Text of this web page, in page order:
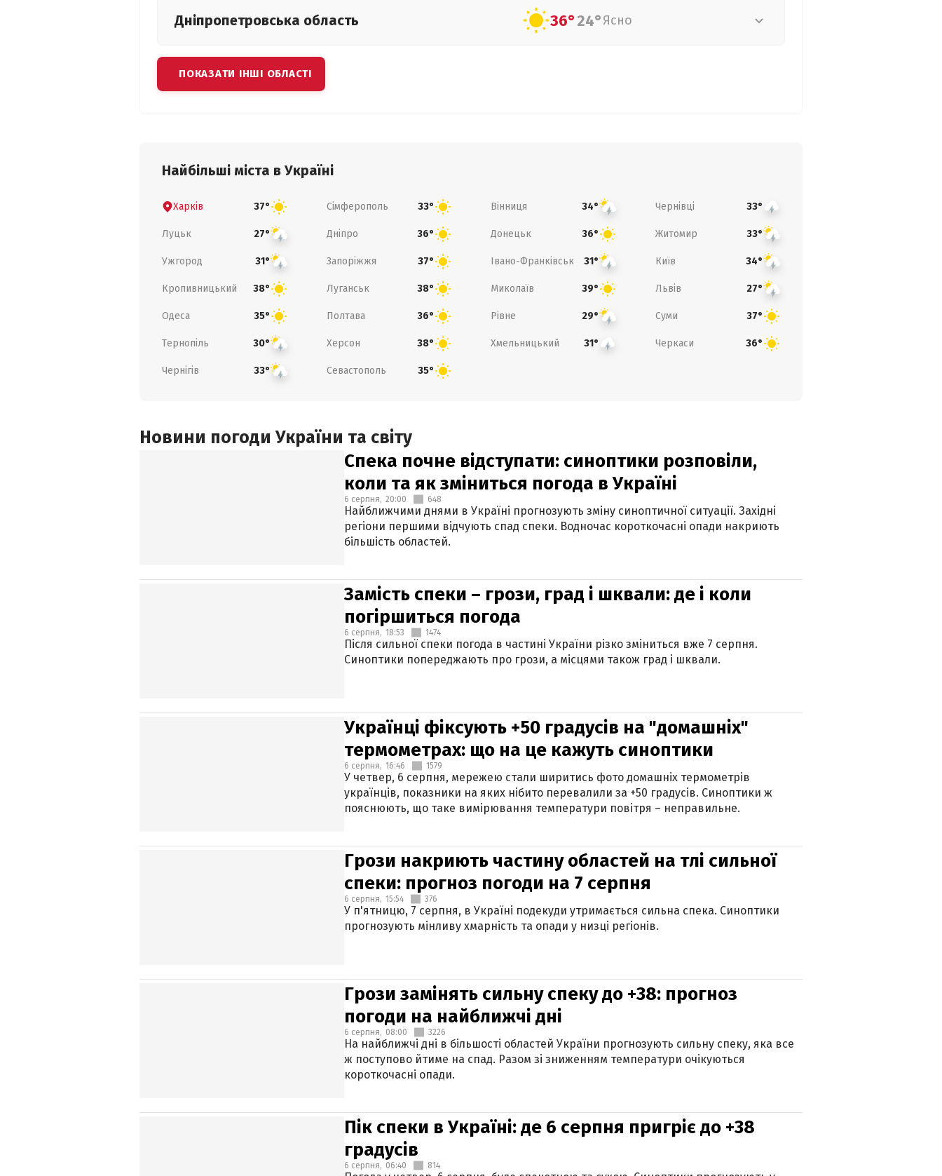
Дніпропетровська область 36°24°Ясно
ПОКАЗАТИ ІНШІ ОБЛАСТІ
Найбільші міста в Україні
Харків 37° Сімферополь 33° Вінниця 34° Чернівці 33°
Луцьк 27° Дніпро 36° Донецьк 36° Житомир 33°
Ужгород 31° Запоріжжя 37° Івано-Франківськ 31° Київ 34°
Кропивницький 38° Луганськ 38° Миколаїв 39° Львів 27°
Одеса 35° Полтава 36° Рівне 29° Суми 37°
Тернопіль 30° Херсон 38° Хмельницький 31° Черкаси 36°
Чернігів 33° Севастополь 35°
Новини погоди України та світу
Спека почне відступати: синоптики розповіли,
коли та як зміниться погода в Україні
6 серпня, 20:00 648
Найближчими днями в Україні прогнозують зміну синоптичної ситуації. Західні
регіони першими відчують спад спеки. Водночас короткочасні опади накриють
більшість областей.
Замість спеки – грози, град і шквали: де і коли
погіршиться погода
6 серпня, 18:53 1474
Після сильної спеки погода в частині України різко зміниться вже 7 серпня.
Синоптики попереджають про грози, а місцями також град і шквали.
Українці фіксують +50 градусів на "домашніх"
термометрах: що на це кажуть синоптики
6 серпня, 16:46 1579
У четвер, 6 серпня, мережею стали ширитись фото домашніх термометрів
українців, показники на яких нібито перевалили за +50 градусів. Синоптики ж
пояснюють, що таке вимірювання температури повітря – неправильне.
Грози накриють частину областей на тлі сильної
спеки: прогноз погоди на 7 серпня
6 серпня, 15:54 376
У п'ятницю, 7 серпня, в Україні подекуди утримається сильна спека. Синоптики
прогнозують мінливу хмарність та опади у низці регіонів.
Грози замінять сильну спеку до +38: прогноз
погоди на найближчі дні
6 серпня, 08:00 3226
На найближчі дні в більшості областей України прогнозують сильну спеку, яка все
ж поступово йтиме на спад. Разом зі зниженням температури очікуються
короткочасні опади.
Пік спеки в Україні: де 6 серпня пригріє до +38
градусів
6 серпня, 06:40 814